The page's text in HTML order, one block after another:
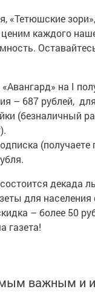
«Тетюшские
каждого
на I
– 687 рублей,
(безналичный
(получаете
декада
для населения
– более 50
газета!
важным и